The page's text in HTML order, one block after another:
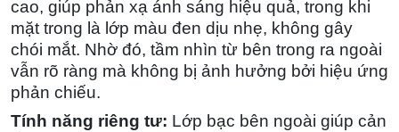
cao, giúp phản xạ ánh sáng hiệu quả, trong khi
mặt trong là lớp màu đen dịu nhẹ, không gây
chói mắt. Nhờ đó, tầm nhìn từ bên trong ra ngoài
vẫn rõ ràng mà không bị ảnh hưởng bởi hiệu ứng
phản chiếu.
Tính năng riêng tư: Lớp bạc bên ngoài giúp cản